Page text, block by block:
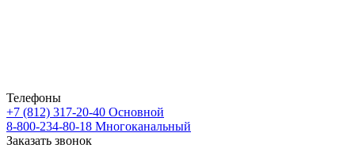
Телефоны
+7 (812) 317-20-40 Основной
8-800-234-80-18 Многоканальный
Заказать звонок